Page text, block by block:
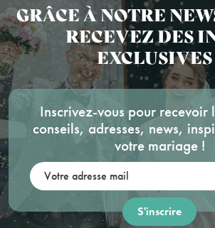
GRÂCE À NOTRE
RECEVEZ DES
Inscrivez-vous pour recevoir
conseils, adresses, news,
votre mariage !